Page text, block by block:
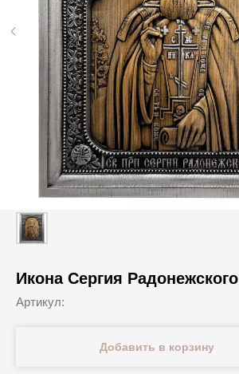
Икона Сергия Радонежского
Артикул:
Добавить в корзину